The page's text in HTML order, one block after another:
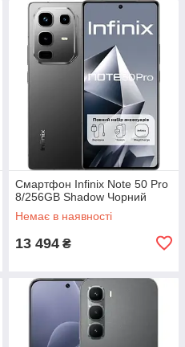
Смартфон Infinix Note 50 Pro
8/256GB Shadow Чорний
Немає в наявності
13 494 ₴